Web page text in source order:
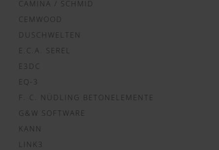
CAMINA / SCHMID
CEMWOOD
DUSCHWELTEN
E.C.A. SEREL
E3DC
EQ-3
F. C. NÜDLING BETONELEMENTE
G&W SOFTWARE
KANN
LINK3